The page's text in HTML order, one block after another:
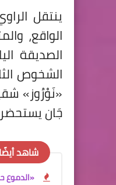
ينتقل
الواقع،
الصديقة
الشخوص
«نَوْرُوز»
جَان
شاهد أيضًا
«الدموع